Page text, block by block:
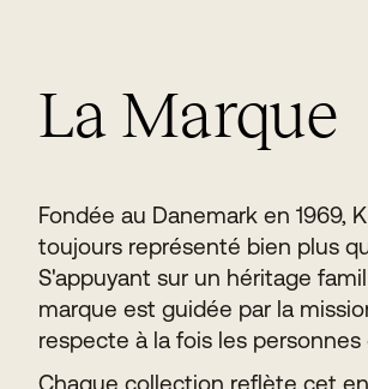
La Marque
Fondée au Danemark en 1969,
toujours représenté bien plus
S'appuyant sur un héritage
marque est guidée par la
respecte à la fois les personnes
Chaque collection reflète cet